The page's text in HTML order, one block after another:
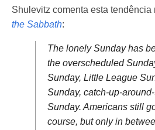
Shulevitz comenta esta tendência
the Sabbath:
The lonely Sunday has
the overscheduled
Sunday, Little League
Sunday, catch-up-
Sunday. Americans still
course, but only in